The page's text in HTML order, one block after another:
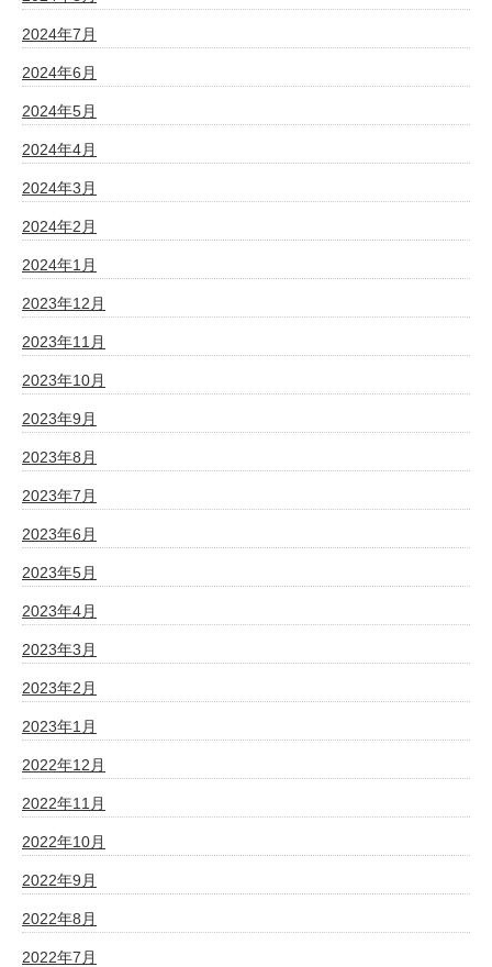
2024年7月
2024年6月
2024年5月
2024年4月
2024年3月
2024年2月
2024年1月
2023年12月
2023年11月
2023年10月
2023年9月
2023年8月
2023年7月
2023年6月
2023年5月
2023年4月
2023年3月
2023年2月
2023年1月
2022年12月
2022年11月
2022年10月
2022年9月
2022年8月
2022年7月